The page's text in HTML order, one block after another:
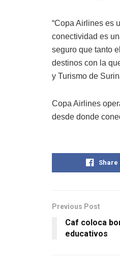
“Copa Airlines es
conectividad es
seguro que tanto
destinos con la
y Turismo de
Copa Airlines
desde donde
Share
Previous Post
Caf coloca
educativos